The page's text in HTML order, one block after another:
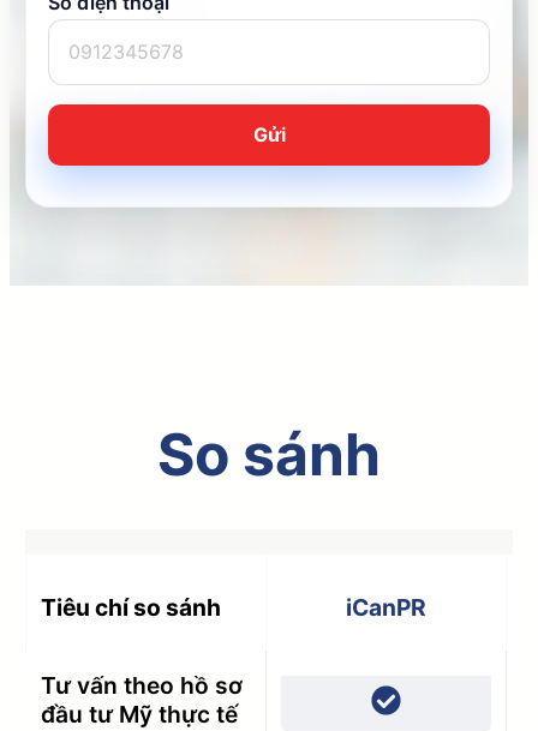
So sánh
Tiêu chí so sánh iCanPR
Tư vấn theo hồ sơ
đầu tư Mỹ thực tế